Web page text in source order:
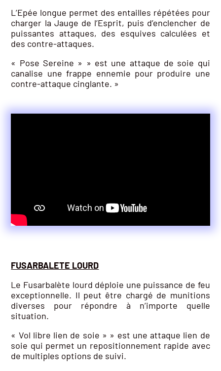
L’Epée longue permet des entailles répétées pour
charger la Jauge de l’Esprit, puis d’enclencher de
puissantes attaques, des esquives calculées et
des contre-attaques.
« Pose Sereine » » est une attaque de soie qui
canalise une frappe ennemie pour produire une
contre-attaque cinglante. »
FUSARBALETE LOURD
Le Fusarbalète lourd déploie une puissance de feu
exceptionnelle. Il peut être chargé de munitions
diverses pour répondre à n’importe quelle
situation.
« Vol libre lien de soie » » est une attaque lien de
soie qui permet un repositionnement rapide avec
de multiples options de suivi.